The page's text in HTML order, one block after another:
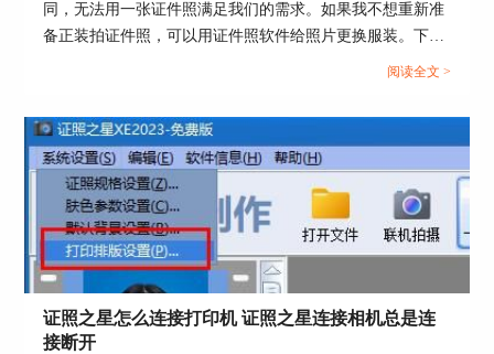
图7：调整图像色调
调整完成后，点击“确定”，最后再点击顶部工具
图8：保存照片
总结：本文主要是和大家分享了证件照头发要求颜
色吗，证件照头发怎么弄好看，以及证件照头发怎
么p黑的相关话题，相信看到这里，大家都知道以
后拍证件照应该怎么处理头发啦，如果需要把证件
照头发p黑，可以下载PS或者证照之星来进行处理
哦。
同，无法用一张证件照满足我们的需求。如果我不想重新准
备正装拍证件照，可以用证件照软件给照片更换服装。下面
就给大家介绍一下证件照换装免费软件，证件照换装素材的
阅读全文 >
证照之星怎么连接打印机 证照之星连接相机总是连
接断开